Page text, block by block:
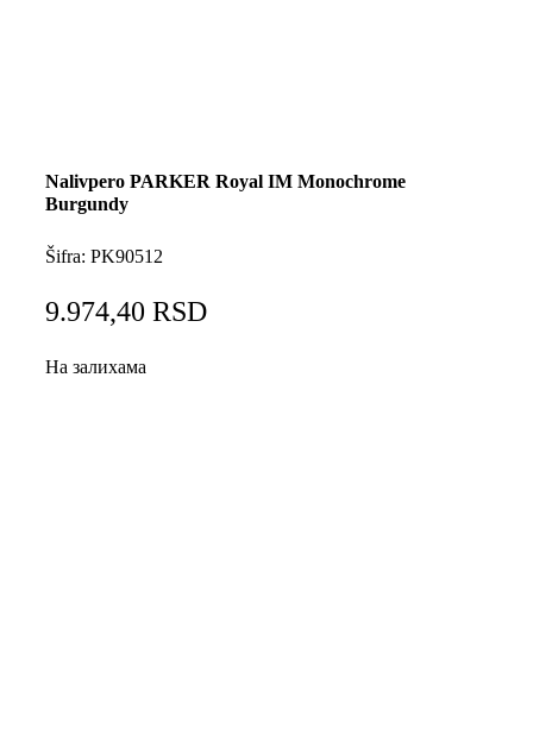
Nalivpero PARKER Royal IM Monochrome
Burgundy
Šifra: PK90512
9.974,40 RSD
На залихама